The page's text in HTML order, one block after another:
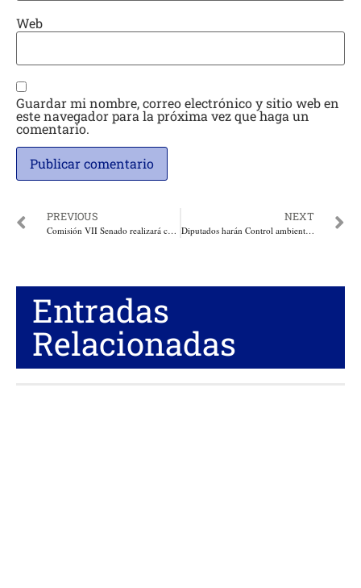
Web
Guardar mi nombre, correo electrónico y sitio web en
este navegador para la próxima vez que haga un
comentario.
PREVIOUS
Comisión VII Senado realizará control político sobre Juegos Bolivarianos en Santa Marta
NEXT
Diputados harán Control ambiental en el Departamento del Atlántico
Entradas
Relacionadas